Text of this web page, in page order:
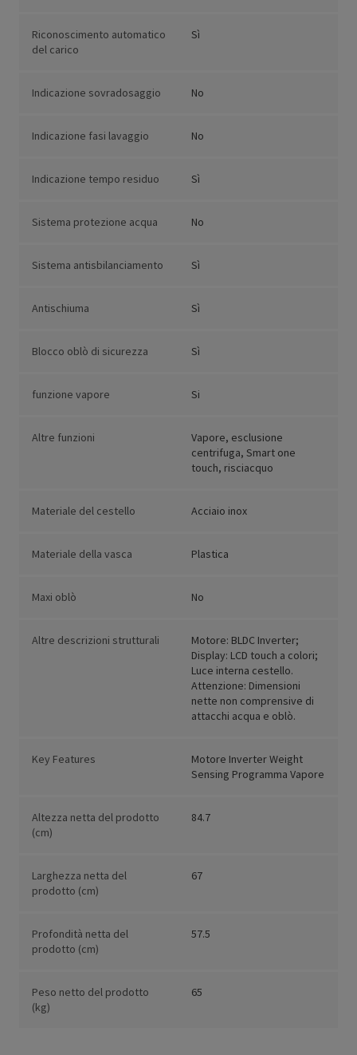
Riconoscimento automatico
del carico
Sì
Indicazione sovradosaggio No
Indicazione fasi lavaggio No
Indicazione tempo residuo Sì
Sistema protezione acqua No
Sistema antisbilanciamento Sì
Antischiuma Sì
Blocco oblò di sicurezza Sì
funzione vapore Si
Altre funzioni
Vapore, esclusione
centrifuga, Smart one
touch, risciacquo
Materiale del cestello Acciaio inox
Materiale della vasca Plastica
Maxi oblò No
Altre descrizioni strutturali
Motore: BLDC Inverter;
Display: LCD touch a colori;
Luce interna cestello.
Attenzione: Dimensioni
nette non comprensive di
attacchi acqua e oblò.
Key Features
Motore Inverter Weight
Sensing Programma Vapore
Altezza netta del prodotto
(cm)
84.7
Larghezza netta del
prodotto (cm)
67
Profondità netta del
prodotto (cm)
57.5
Peso netto del prodotto
(kg)
65